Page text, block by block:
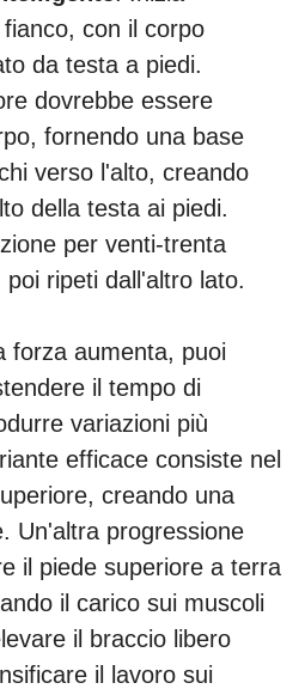
con il corpo
da testa a piedi.
dovrebbe essere
fornendo una base
verso l'alto, creando
della testa ai piedi.
per venti-trenta
ripeti dall'altro lato.
forza aumenta, puoi
il tempo di
variazioni più
efficace consiste nel
creando una
Un'altra progressione
il piede superiore a terra
il carico sui muscoli
il braccio libero
il lavoro sui